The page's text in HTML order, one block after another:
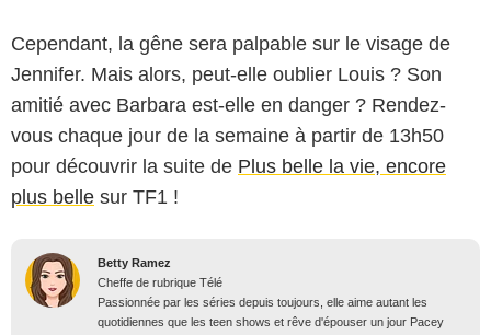
Cependant, la gêne sera palpable sur le visage de
Jennifer. Mais alors, peut-elle oublier Louis ? Son
amitié avec Barbara est-elle en danger ? Rendez-
vous chaque jour de la semaine à partir de 13h50
pour découvrir la suite de Plus belle la vie, encore
plus belle sur TF1 !
Betty Ramez
Cheffe de rubrique Télé
Passionnée par les séries depuis toujours, elle aime autant les
quotidiennes que les teen shows et rêve d'épouser un jour Pacey